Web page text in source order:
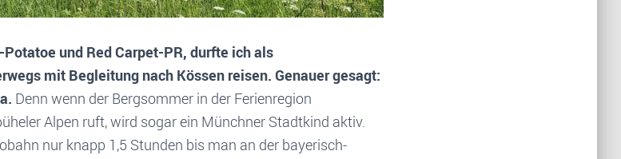
und Red Carpet-PR, durfte ich als
mit Begleitung nach Kössen reisen. Genauer gesagt:
Denn wenn der Bergsommer in der Ferienregion
Alpen ruft, wird sogar ein Münchner Stadtkind aktiv.
nur knapp 1,5 Stunden bis man an der bayerisch-